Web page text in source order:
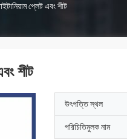
প্লেট এবং শীট
শীট
উৎপত্তি স্থল
পরিচিতিমুলক নাম